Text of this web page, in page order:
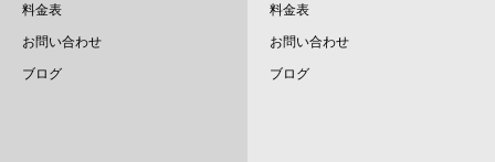
2024.12
2024.11
料金表
お問い合わせ
ブログ
料金表
お問い合わせ
ブログ